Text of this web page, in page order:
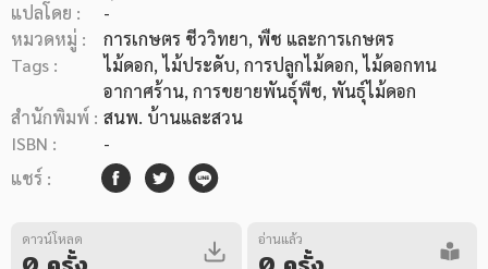
หมวดหมู่หนังสือ
หมวดหมู่ยอดนิยม
หนังสือออกใหม่ หนังสือยอดนิยม หนังสือเช่า
อีบุ๊กอ่านฟรี
แปลโดย :
-
หมวดหมู่ :
การเกษตร ชีววิทยา, พืช และการเกษตร
Tags :
ไม้ดอก, ไม้ประดับ, การปลูกไม้ดอก, ไม้ดอกทน
อากาศร้าน, การขยายพันธุ์พืช, พันธุ์ไม้ดอก
สำนักพิมพ์ : สนพ. บ้านและสวน
ISBN :
-
แชร์ :
ดาวน์โหลด อ่านแล้ว